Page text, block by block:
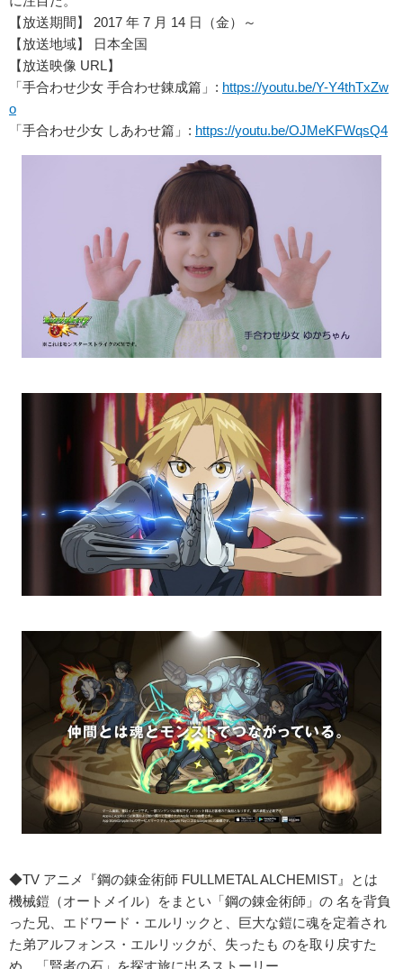
【放送期間】 2017 年 7 月 14 日（金）～
【放送地域】 日本全国
【放送映像 URL】
「手合わせ少女 手合わせ錬成篇」: https://youtu.be/Y-Y4thTxZw
o
「手合わせ少女 しあわせ篇」: https://youtu.be/OJMeKFWqsQ4
◆TV アニメ『鋼の錬金術師 FULLMETAL ALCHEMIST』とは
機械鎧（オートメイル）をまとい「鋼の錬金術師」の 名を背負
った兄、エドワード・エルリックと、巨大な鎧に魂を定着され
た弟アルフォンス・エルリックが、失ったも のを取り戻すた
め、「賢者の石」を探す旅に出るストーリー。